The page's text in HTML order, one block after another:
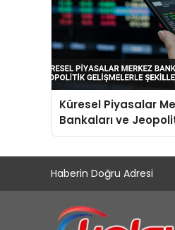
Küresel Piyasalar
Bankaları ve
Gelişmelerle
Haberin Doğru Adresi